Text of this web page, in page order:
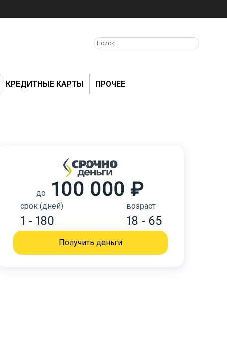
КРЕДИТНЫЕ КАРТЫ ПРОЧЕЕ
до 100 000 ₽
срок (дней)
1 - 180
возраст
18 - 65
Получить деньги